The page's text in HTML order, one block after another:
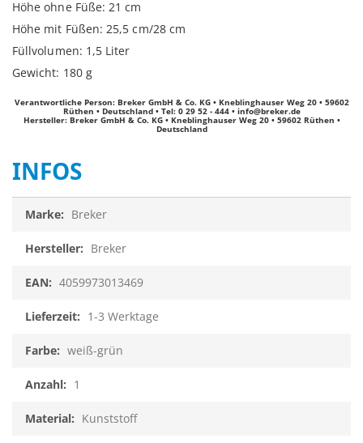
Höhe ohne Füße: 21 cm
Höhe mit Füßen: 25,5 cm/28 cm
Füllvolumen: 1,5 Liter
Gewicht: 180 g
Verantwortliche Person: Breker GmbH & Co. KG • Kneblinghauser Weg 20 • 59602
Rüthen • Deutschland • Tel: 0 29 52 - 444 • info@breker.de
Hersteller: Breker GmbH & Co. KG • Kneblinghauser Weg 20 • 59602 Rüthen •
Deutschland
INFOS
Breker
Breker
4059973013469
1-3 Werktage
weiß-grün
1
Kunststoff